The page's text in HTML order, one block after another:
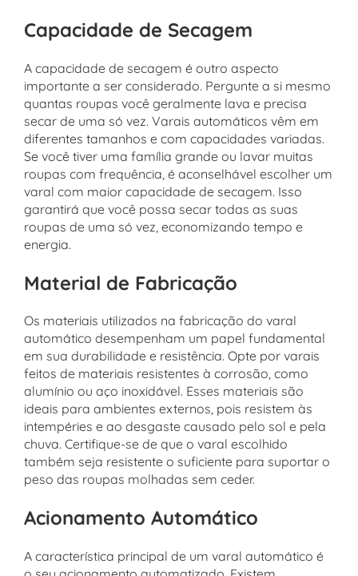
Capacidade de Secagem
A capacidade de secagem é outro aspecto
importante a ser considerado. Pergunte a si mesmo
quantas roupas você geralmente lava e precisa
secar de uma só vez. Varais automáticos vêm em
diferentes tamanhos e com capacidades variadas.
Se você tiver uma família grande ou lavar muitas
roupas com frequência, é aconselhável escolher um
varal com maior capacidade de secagem. Isso
garantirá que você possa secar todas as suas
roupas de uma só vez, economizando tempo e
energia.
Material de Fabricação
Os materiais utilizados na fabricação do varal
automático desempenham um papel fundamental
em sua durabilidade e resistência. Opte por varais
feitos de materiais resistentes à corrosão, como
alumínio ou aço inoxidável. Esses materiais são
ideais para ambientes externos, pois resistem às
intempéries e ao desgaste causado pelo sol e pela
chuva. Certifique-se de que o varal escolhido
também seja resistente o suficiente para suportar o
peso das roupas molhadas sem ceder.
Acionamento Automático
A característica principal de um varal automático é